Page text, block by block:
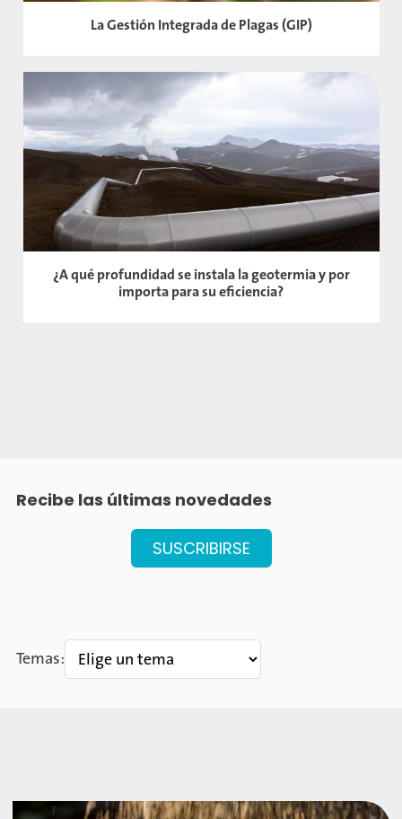
La Gestión Integrada de Plagas (GIP)
¿A qué profundidad se instala la geotermia y por
importa para su eficiencia?
Recibe las últimas novedades
SUSCRIBIRSE
Temas: